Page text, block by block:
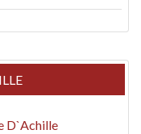
D`Achille